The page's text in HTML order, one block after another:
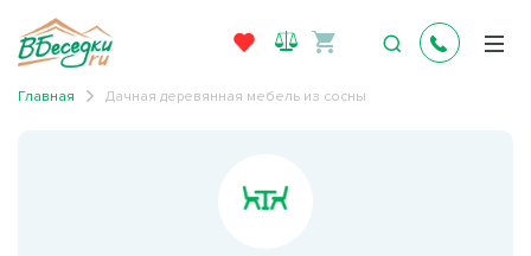
Главная Дачная деревянная мебель из сосны